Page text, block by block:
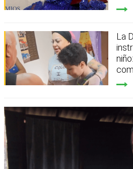
La